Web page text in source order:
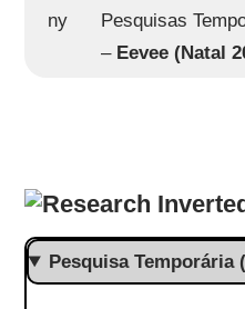
Pesquisas
– Eevee (Natal
Pesquisa Temporária